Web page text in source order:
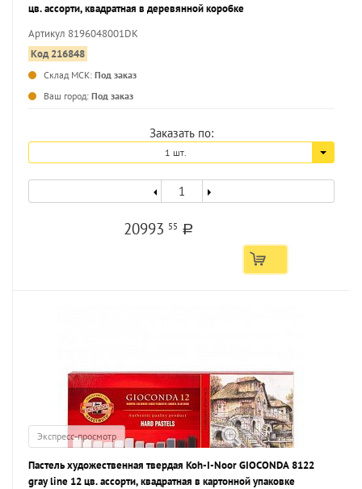
цв. ассорти, квадратная в деревянной коробке
Артикул 8196048001DK
Код 216848
Склад МСК: Под заказ
Ваш город: Под заказ
Заказать по:
1 шт.
20993 55 a
Экспресс-просмотр
Пастель художественная твердая Koh-I-Noor GIOCONDA 8122
gray line 12 цв. ассорти, квадратная в картонной упаковке